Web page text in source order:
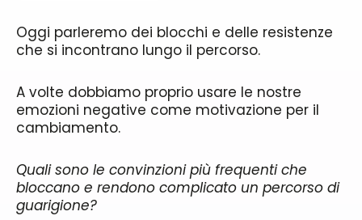
Oggi parleremo dei blocchi e delle resistenze
che si incontrano lungo il percorso.
A volte dobbiamo proprio usare le nostre
emozioni negative come motivazione per il
cambiamento.
Quali sono le convinzioni più frequenti che
bloccano e rendono complicato un percorso di
guarigione?